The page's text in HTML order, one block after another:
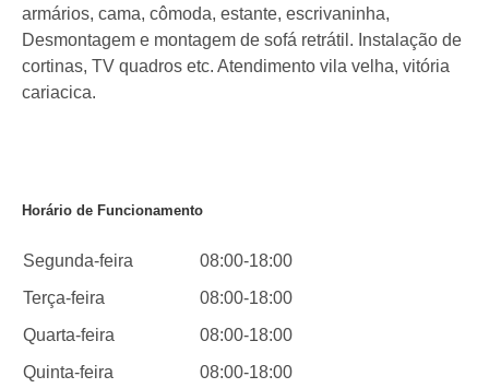
armários, cama, cômoda, estante, escrivaninha,
Desmontagem e montagem de sofá retrátil. Instalação de
cortinas, TV quadros etc. Atendimento vila velha, vitória
cariacica.
Horário de Funcionamento
Segunda-feira
08:00-18:00
Terça-feira
08:00-18:00
Quarta-feira
08:00-18:00
Quinta-feira
08:00-18:00